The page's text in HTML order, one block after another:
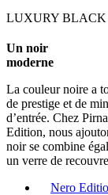
LUXURY BLACK
Un noir
moderne
La couleur noire a
de prestige et de
d’entrée. Chez
Edition, nous
noir se combine
un verre de
Nero